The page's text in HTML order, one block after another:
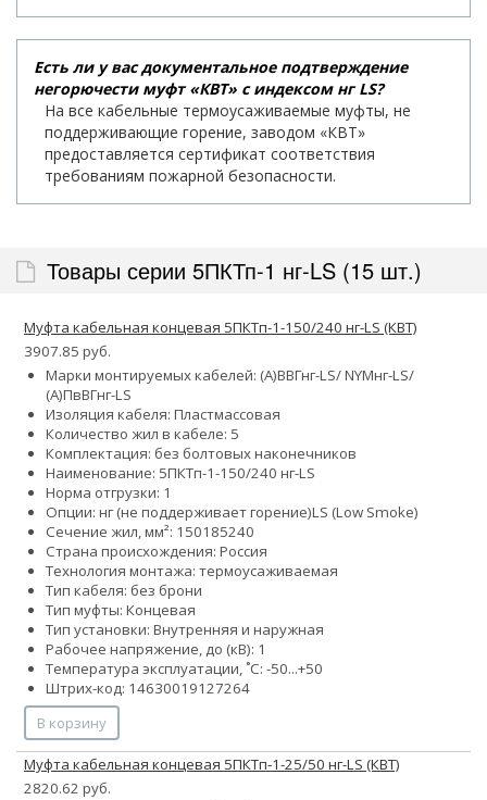
Есть ли у вас документальное подтверждение
негорючести муфт «КВТ» с индексом нг LS?
На все кабельные термоусаживаемые муфты, не
поддерживающие горение, заводом «КВТ»
предоставляется сертификат соответствия
требованиям пожарной безопасности.
Товары серии 5ПКТп-1 нг-LS (15 шт.)
Муфта кабельная концевая 5ПКТп-1-150/240 нг-LS (КВТ)
3907.85 руб.
Марки монтируемых кабелей: (А)ВВГнг-LS/ NYMнг-LS/
(А)ПвВГнг-LS
Изоляция кабеля: Пластмассовая
Количество жил в кабеле: 5
Комплектация: без болтовых наконечников
Наименование: 5ПКТп-1-150/240 нг-LS
Норма отгрузки: 1
Опции: нг (не поддерживает горение)LS (Low Smoke)
Сечение жил, мм²: 150185240
Страна происхождения: Россия
Технология монтажа: термоусаживаемая
Тип кабеля: без брони
Тип муфты: Концевая
Тип установки: Внутренняя и наружная
Рабочее напряжение, до (кВ): 1
Температура эксплуатации, ˚С: -50...+50
Штрих-код: 14630019127264
В корзину
Муфта кабельная концевая 5ПКТп-1-25/50 нг-LS (КВТ)
2820.62 руб.